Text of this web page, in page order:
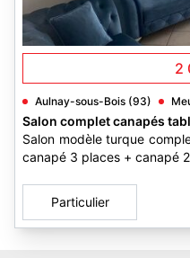
2
Aulnay-sous-Bois (93)
Salon complet canapés
Salon modèle turque
canapé 3 places + canapé
Particulier